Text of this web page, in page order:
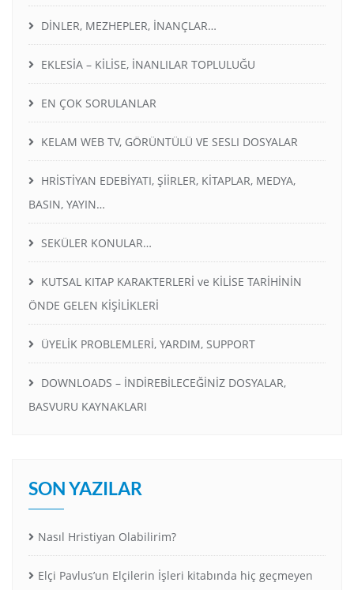
DİNLER, MEZHEPLER, İNANÇLAR…
EKLESİA – KİLİSE, İNANLILAR TOPLULUĞU
EN ÇOK SORULANLAR
KELAM WEB TV, GÖRÜNTÜLÜ VE SESLI DOSYALAR
HRİSTİYAN EDEBİYATI, ŞİİRLER, KİTAPLAR, MEDYA,
BASIN, YAYIN…
SEKÜLER KONULAR…
KUTSAL KITAP KARAKTERLERİ ve KİLİSE TARİHİNİN
ÖNDE GELEN KİŞİLİKLERİ
ÜYELİK PROBLEMLERİ, YARDIM, SUPPORT
DOWNLOADS – İNDİREBİLECEĞİNİZ DOSYALAR,
BASVURU KAYNAKLARI
SON YAZILAR
Nasıl Hristiyan Olabilirim?
Elçi Pavlus’un Elçilerin İşleri kitabında hiç geçmeyen